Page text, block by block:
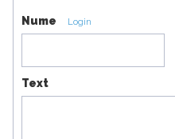
Nume Login
Text